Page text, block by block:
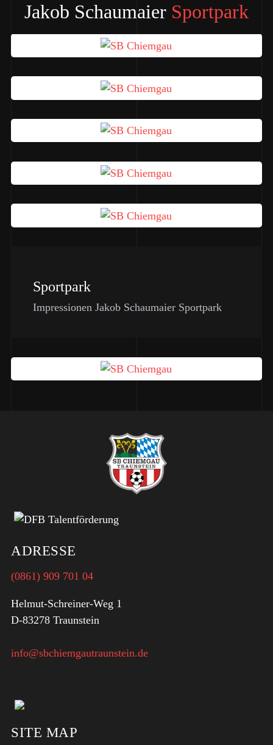
Jakob Schaumaier Sportpark
Sportpark
Impressionen Jakob Schaumaier Sportpark
ADRESSE
(0861) 909 701 04
Helmut-Schreiner-Weg 1
D-83278 Traunstein
info@sbchiemgautraunstein.de
SITE MAP